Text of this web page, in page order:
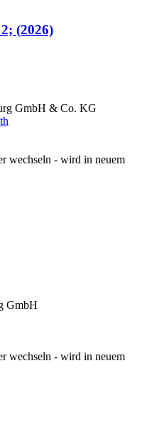
(2026)
GmbH & Co. KG
wechseln - wird in neuem
GmbH
wechseln - wird in neuem